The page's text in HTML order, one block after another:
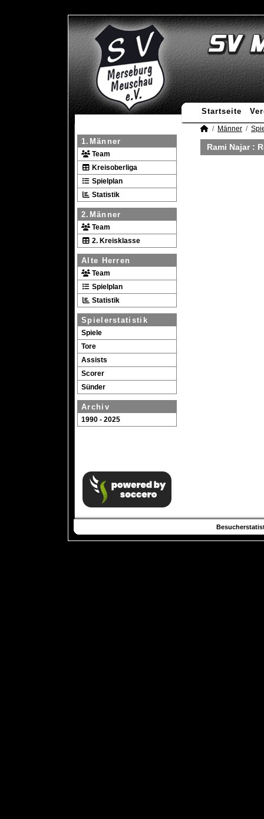
Startseite
1.Männer
Team
Kreisoberliga
Spielplan
Statistik
2.Männer
Team
2. Kreisklasse
Alte Herren
Team
Spielplan
Statistik
Spielerstatistik
Spiele
Tore
Assists
Scorer
Sünder
Archiv
1990 - 2025
Männer
Rami Najar :